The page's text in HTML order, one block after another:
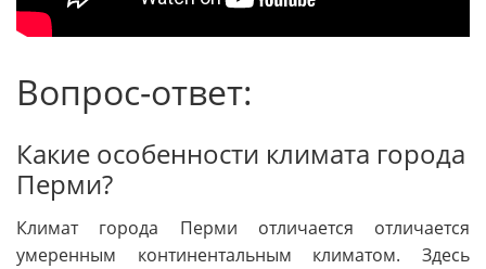
Вопрос-ответ:
Какие особенности климата города
Перми?
Климат города Перми отличается отличается
умеренным континентальным климатом. Здесь